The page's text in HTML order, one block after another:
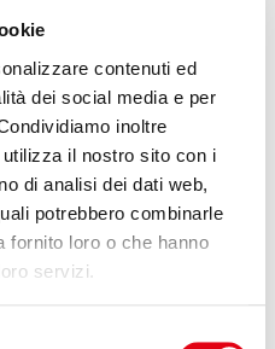
contenuti ed
dei social media e per
inoltre
il nostro sito con i
di analisi dei dati web,
potrebbero combinarle
fornito loro o che hanno
servizi.
has migrated to the
note that the previous
active nor managed. If you
contact at Reglass H.T.,
or send an E-mail to